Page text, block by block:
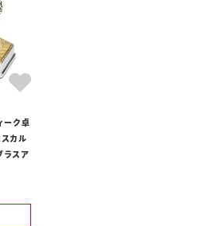
ーク卓
カル
ラスア